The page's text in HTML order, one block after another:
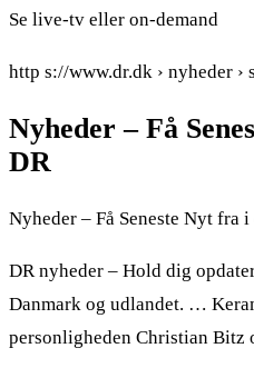
Se live-tv eller on-demand
http s://www.dr.dk › nyheder ›
Nyheder – Få
DR
Nyheder – Få Seneste Nyt fra i
DR nyheder – Hold dig
Danmark og udlandet. …
personligheden Christian Bitz